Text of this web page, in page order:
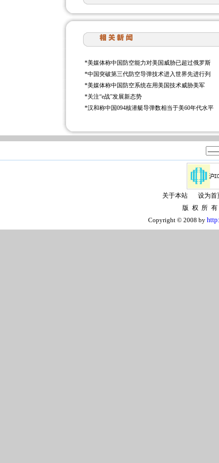
*美媒体称中国防空能力对美国威胁已超过俄罗斯
*中国突破第三代防空导弹技术进入世界先进行列
*美媒体称中国防空系统在用美国技术威胁美军
*关注“e战”发展新态势
*汉和称中国094核潜艇导弹数相当于美60年代水平